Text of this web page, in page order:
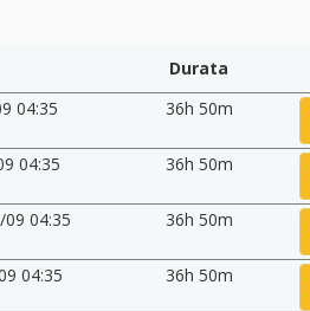
Durata
04:35 36h 50m
04:35 36h 50m
04:35 36h 50m
04:35 36h 50m